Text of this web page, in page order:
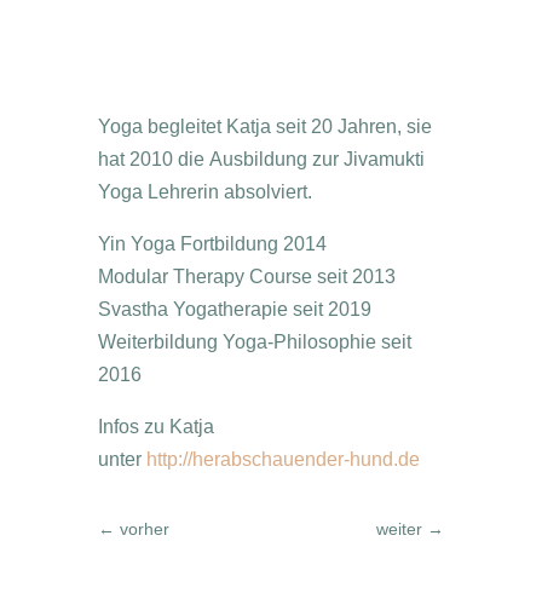
Yoga begleitet Katja seit 20 Jahren, sie
hat 2010 die Ausbildung zur Jivamukti
Yoga Lehrerin absolviert.
Yin Yoga Fortbildung 2014
Modular Therapy Course seit 2013
Svastha Yogatherapie seit 2019
Weiterbildung Yoga-Philosophie seit
2016
Infos zu Katja
unter http://herabschauender-hund.de
← vorher weiter →